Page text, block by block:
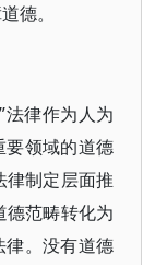
德。
法律作为人为
领域的道德
制定层面推
范畴转化为
。没有道德